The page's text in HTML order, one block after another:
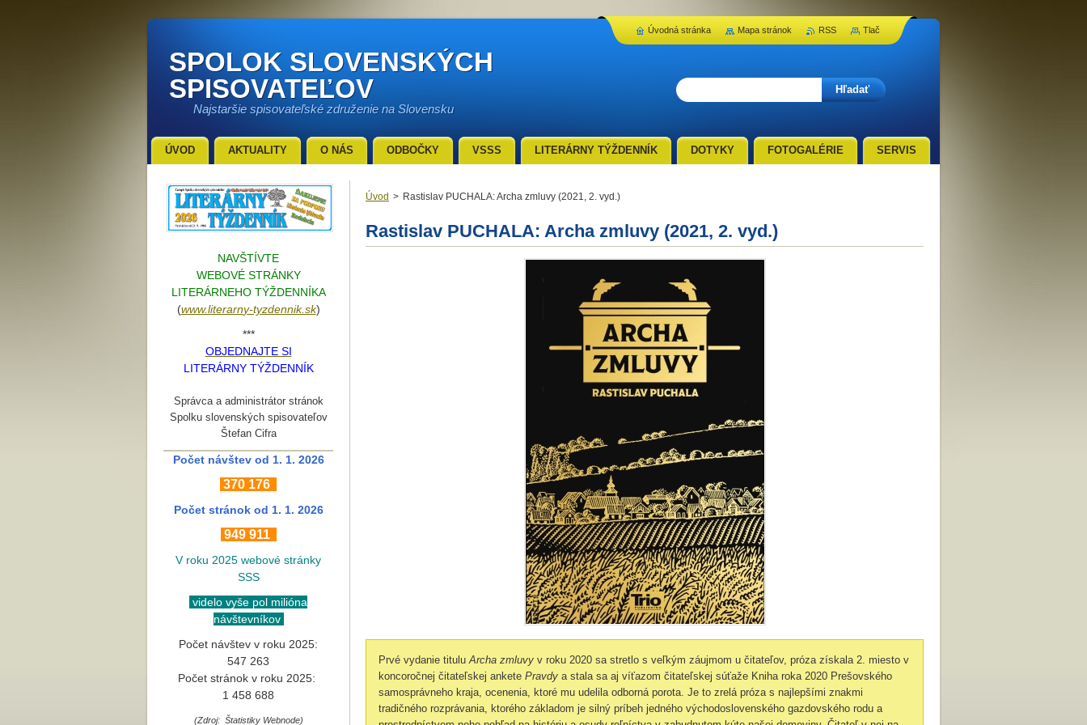
SPOLOK SLOVENSKÝCH
SPISOVATEĽOV
Najstaršie spisovateľské združenie na Slovensku
Úvod > Rastislav PUCHALA: Archa zmluvy (2021, 2. vyd.)
Rastislav PUCHALA: Archa zmluvy (2021, 2. vyd.)
Prvé vydanie tituluArcha zmluvy v roku 2020 sa stretlo s veľkým záujmom u čitateľov, próza získala 2. miesto v
koncoročnej čitateľskej ankete Pravdy a stala sa aj víťazom čitateľskej súťaže Kniha roka 2020 Prešovského
samosprávneho kraja, ocenenia, ktoré mu udelila odborná porota. Je to zrelá próza s najlepšími znakmi
tradičného rozprávania, ktorého základom je silný príbeh jedného východoslovenského gazdovského rodu a
NAVŠTÍVTE
WEBOVÉ STRÁNKY
LITERÁRNEHO TÝŽDENNÍKA
(www.literarny-tyzdennik.sk)
***
OBJEDNAJTE SI
LITERÁRNY TÝŽDENNÍK
Správca a administrátor stránok
Spolku slovenských spisovateľov
Štefan Cifra
Počet návštev od 1. 1. 2026
370 176
Počet stránok od 1. 1. 2026
949 911
V roku 2025 webové stránky
SSS
videlo vyše pol milióna
návštevníkov
Počet návštev v roku 2025:
547 263
Počet stránok v roku 2025:
1 458 688
(Zdroj: Štatistiky Webnode)
ÚVOD AKTUALITY O NÁS ODBOČKY VSSS LITERÁRNY TÝŽDENNÍK DOTYKY FOTOGALÉRIE SERVIS
Úvodná stránka Mapa stránok RSS Tlač